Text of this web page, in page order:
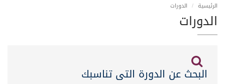
الرئيسية الدورات
الدورات
البحث عن الدورة التى تناسبك